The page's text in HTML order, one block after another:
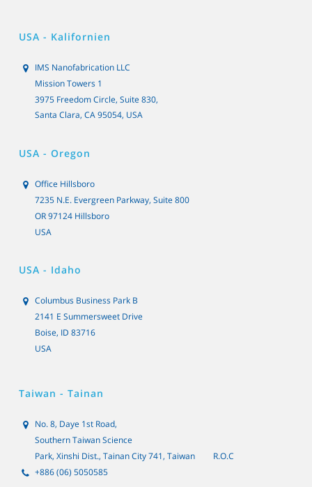
USA - Kalifornien
IMS Nanofabrication LLC
Mission Towers 1
3975 Freedom Circle, Suite 830,
Santa Clara, CA 95054, USA
USA - Oregon
Office Hillsboro
7235 N.E. Evergreen Parkway, Suite 800
OR 97124 Hillsboro
USA
USA - Idaho
Columbus Business Park B
2141 E Summersweet Drive
Boise, ID 83716
USA
Taiwan - Tainan
No. 8, Daye 1st Road,
Southern Taiwan Science
Park, Xinshi Dist., Tainan City 741, Taiwan
R.O.C
+886 (06) 5050585